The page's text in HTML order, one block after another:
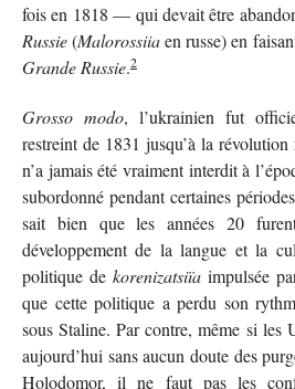
fois en 1818 — qui devait être
Russie(Malorossiiaen russe) en
Grande Russie.2
Grosso modo, l’ukrainien fut
restreint de 1831 jusqu’à la
n’a jamais été vraiment interdit à
subordonné pendant certaines
sait bien que les années 20
développement de la langue et la
politique de korenizatsiïaimpulsée
que cette politique a perdu son
sous Staline. Par contre, même si les
aujourd’hui sans aucun doute des
Holodomor, il ne faut pas les